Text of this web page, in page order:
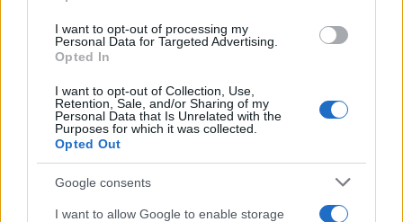
I want to opt-out of processing my
Personal Data for Targeted Advertising.
Opted In
I want to opt-out of Collection, Use,
Retention, Sale, and/or Sharing of my
Personal Data that Is Unrelated with the
Purposes for which it was collected.
Opted Out
Google consents
I want to allow Google to enable storage
Ακολουθείστε το iPaideia.gr στο